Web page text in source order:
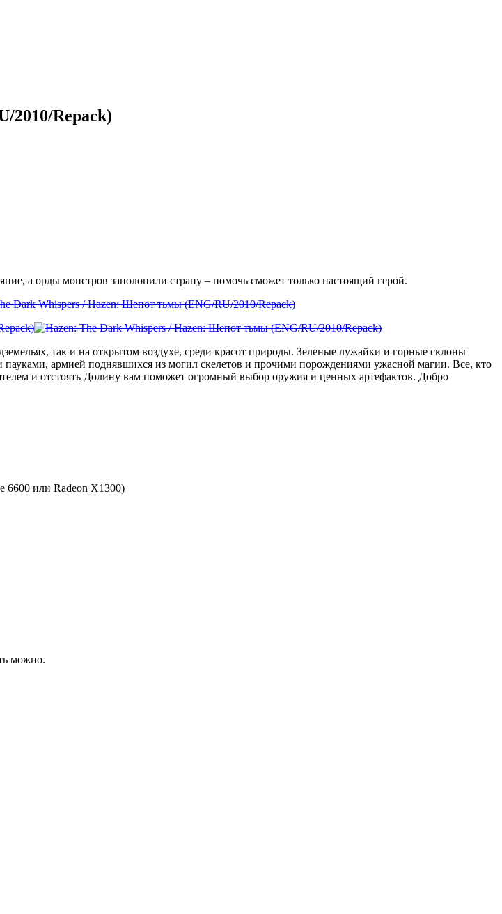
2010/Repack)
а орды монстров заполонили страну – помочь сможет только настоящий герой.
так и на открытом воздухе, среди красот природы. Зеленые лужайки и горные склоны
пауками, армией поднявшихся из могил скелетов и прочими порождениями ужасной магии. Все, кто
и отстоять Долину вам поможет огромный выбор оружия и ценных артефактов. Добро
6600 или Radeon X1300)
можно.